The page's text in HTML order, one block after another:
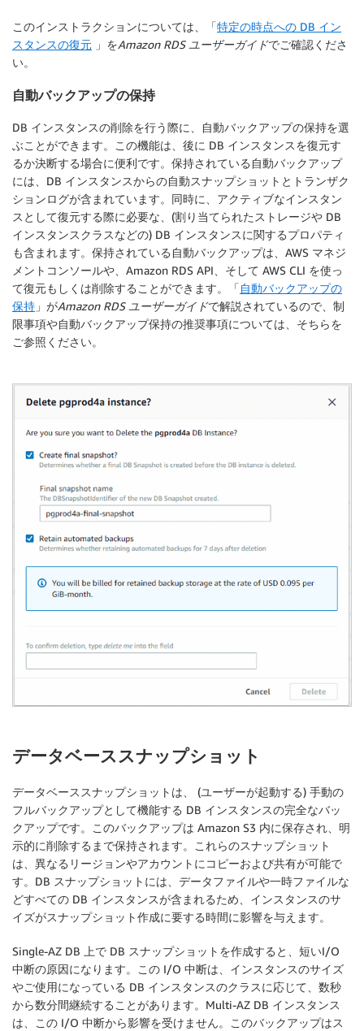
このインストラクションについては、「特定の時点への DB イン
スタンスの復元 」をAmazon RDS ユーザーガイドでご確認くださ
い。
自動バックアップの保持
DB インスタンスの削除を行う際に、自動バックアップの保持を選
ぶことができます。この機能は、後に DB インスタンスを復元す
るか決断する場合に便利です。保持されている自動バックアップ
には、DB インスタンスからの自動スナップショットとトランザク
ションログが含まれています。同時に、アクティブなインスタン
スとして復元する際に必要な、(割り当てられたストレージや DB
インスタンスクラスなどの) DB インスタンスに関するプロパティ
も含まれます。保持されている自動バックアップは、AWS マネジ
メントコンソールや、Amazon RDS API、そして AWS CLI を使っ
て復元もしくは削除することができます。「自動バックアップの
保持 」がAmazon RDS ユーザーガイドで解説されているので、制
限事項や自動バックアップ保持の推奨事項については、そちらを
ご参照ください。
データベーススナップショット
データベーススナップショットは、 (ユーザーが起動する) 手動の
フルバックアップとして機能する DB インスタンスの完全なバッ
クアップです。このバックアップは Amazon S3 内に保存され、明
示的に削除するまで保持されます。これらのスナップショット
は、異なるリージョンやアカウントにコピーおよび共有が可能で
す。DB スナップショットには、データファイルや一時ファイルな
どすべての DB インスタンスが含まれるため、インスタンスのサ
イズがスナップショット作成に要する時間に影響を与えます。
Single-AZ DB 上で DB スナップショットを作成すると、短いI/O
中断の原因になります。この I/O 中断は、インスタンスのサイズ
やご使用になっている DB インスタンスのクラスに応じて、数秒
から数分間継続することがあります。Multi-AZ DB インスタンス
は、この I/O 中断から影響を受けません。このバックアップはス